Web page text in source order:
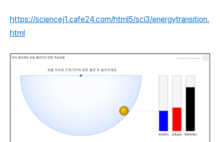
https://sciencej1.cafe24.com/html5/sci3/energytransition.
html